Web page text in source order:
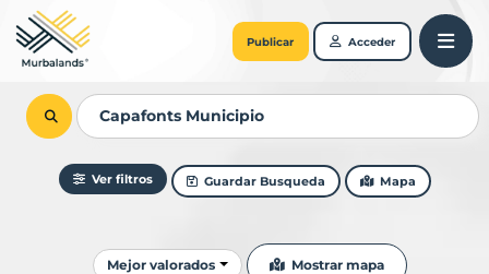
Publicar Acceder
Ver filtros Guardar Busqueda Mapa
Ordenar resultados
Mejor valorados Mostrar mapa